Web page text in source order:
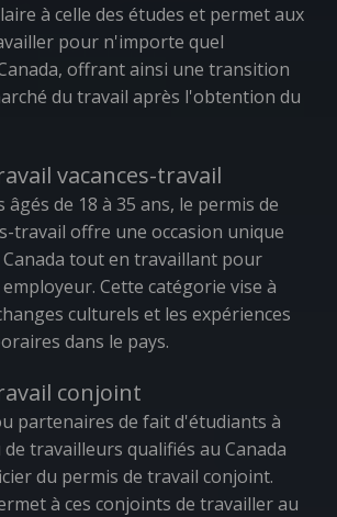
à celle des études et permet aux
pour n'importe quel
offrant ainsi une transition
du travail après l'obtention du
vacances-travail
âgés de 18 à 35 ans, le permis de
travail offre une occasion unique
tout en travaillant pour
Cette catégorie vise à
culturels et les expériences
dans le pays.
conjoint
partenaires de fait d'étudiants à
travailleurs qualifiés au Canada
du permis de travail conjoint.
à ces conjoints de travailler au